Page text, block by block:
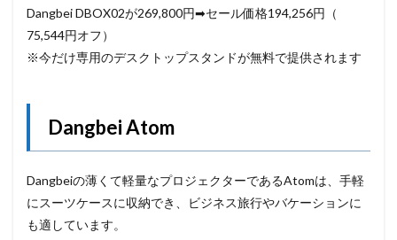
DangbeiDBOX02が269,800円➡セール価格194,256円（
75,544円オフ）
※今だけ専用のデスクトップスタンドが無料で提供されます
DangbeiAtom
Dangbeiの薄くて軽量なプロジェクターであるAtomは、 手軽
にスーツケースに収納でき、
ビジネス旅行やバケーションに
も適しています。